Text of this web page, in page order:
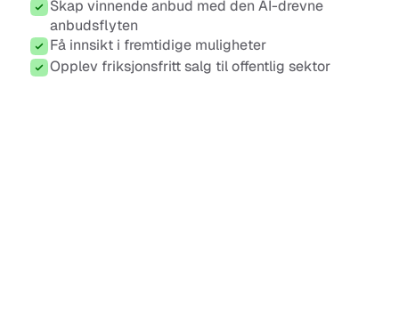
Skap vinnende anbud med den AI-drevne
anbudsflyten
Få innsikt i fremtidige muligheter
Opplev friksjonsfritt salg til offentlig sektor